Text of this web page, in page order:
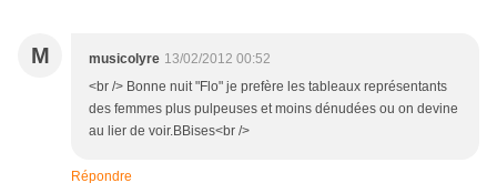
M musicolyre 13/02/2012 00:52
<br /> Bonne nuit "Flo" je prefère les tableaux représentants
des femmes plus pulpeuses et moins dénudées ou on devine
au lier de voir.BBises<br />
Répondre